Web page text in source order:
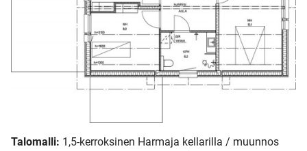
Talomalli: 1,5-kerroksinen Harmaja kellarilla / muunnos